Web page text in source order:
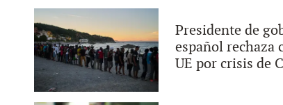
Presidente de
español rechaza
UE por crisis de